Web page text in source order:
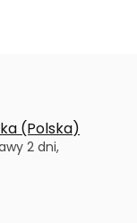
(Polska)
2 dni,